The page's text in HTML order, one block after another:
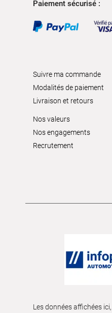
Paiement sécurisé :
Suivre ma commande
Modalités de paiement
Livraison et retours
Nos valeurs
Nos engagements
Recrutement
Les données affichées